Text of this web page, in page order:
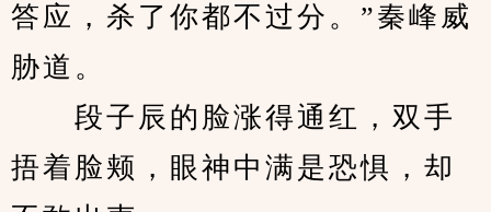
答应，杀了你都不过分。”秦峰威
胁道。
段子辰的脸涨得通红，双手
捂着脸颊，眼神中满是恐惧，却